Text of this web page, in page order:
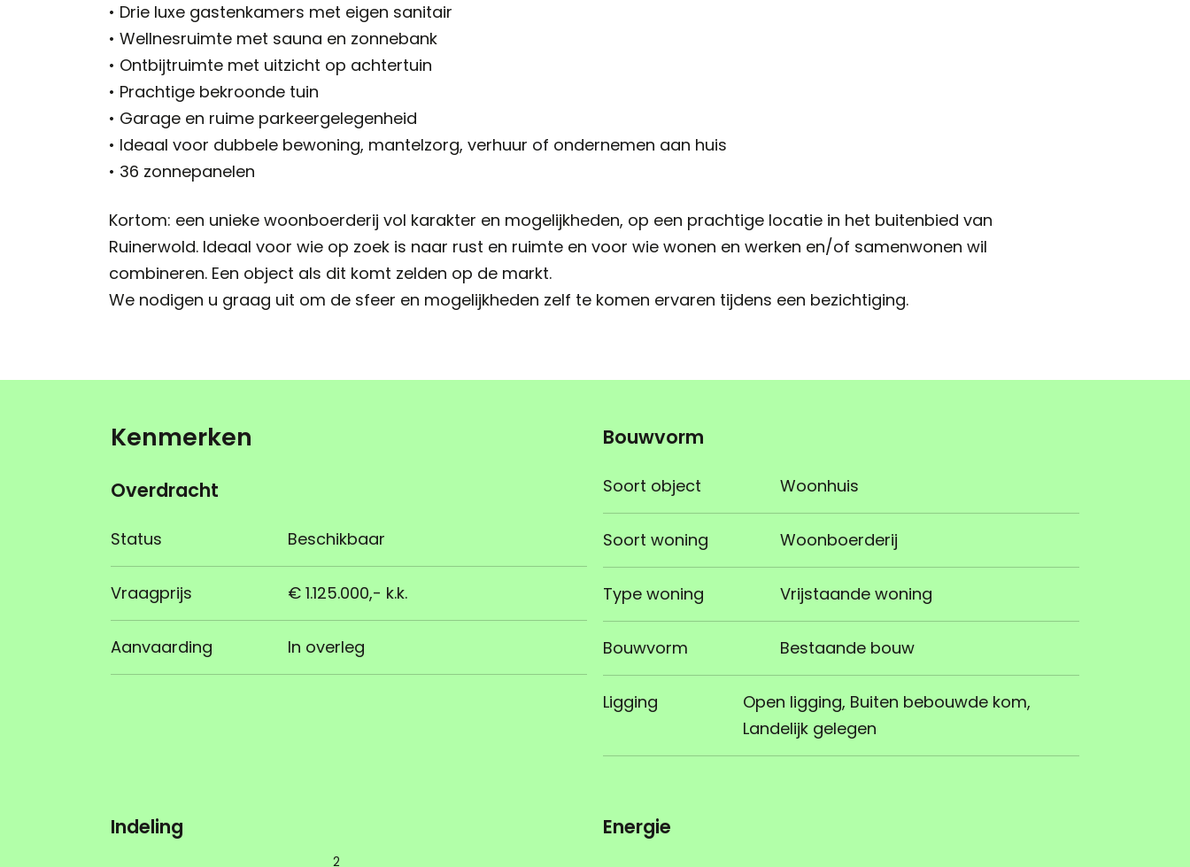
• Drie luxe gastenkamers met eigen sanitair
• Wellnesruimte met sauna en zonnebank
• Ontbijtruimte met uitzicht op achtertuin
• Prachtige bekroonde tuin
• Garage en ruime parkeergelegenheid
• Ideaal voor dubbele bewoning, mantelzorg, verhuur of ondernemen aan huis
• 36 zonnepanelen
Kortom: een unieke woonboerderij vol karakter en mogelijkheden, op een prachtige locatie in het buitenbied van
Ruinerwold. Ideaal voor wie op zoek is naar rust en ruimte en voor wie wonen en werken en/of samenwonen wil
combineren. Een object als dit komt zelden op de markt.
We nodigen u graag uit om de sfeer en mogelijkheden zelf te komen ervaren tijdens een bezichtiging.
Kenmerken
Overdracht
Status Beschikbaar
Vraagprijs € 1.125.000,- k.k.
Aanvaarding In overleg
Bouwvorm
Soort object Woonhuis
Soort woning Woonboerderij
Type woning Vrijstaande woning
Bouwvorm Bestaande bouw
Ligging
Open ligging, Buiten bebouwde kom,
Landelijk gelegen
Indeling
2
Energie